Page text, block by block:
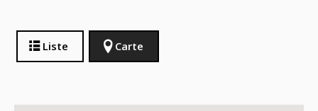
Liste Carte